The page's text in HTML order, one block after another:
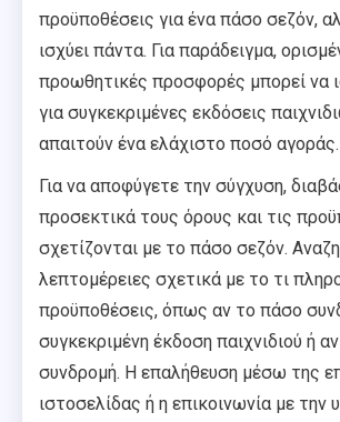
προϋποθέσεις για ένα πάσο σεζόν,
ισχύει πάντα. Για παράδειγμα,
προωθητικές προσφορές μπορεί να
για συγκεκριμένες εκδόσεις
απαιτούν ένα ελάχιστο ποσό αγοράς.
Για να αποφύγετε την σύγχυση,
προσεκτικά τους όρους και τις
σχετίζονται με το πάσο σεζόν.
λεπτομέρειες σχετικά με το τι
προϋποθέσεις, όπως αν το πάσο
συγκεκριμένη έκδοση παιχνιδιού ή
συνδρομή. Η επαλήθευση μέσω της
ιστοσελίδας ή η επικοινωνία με την